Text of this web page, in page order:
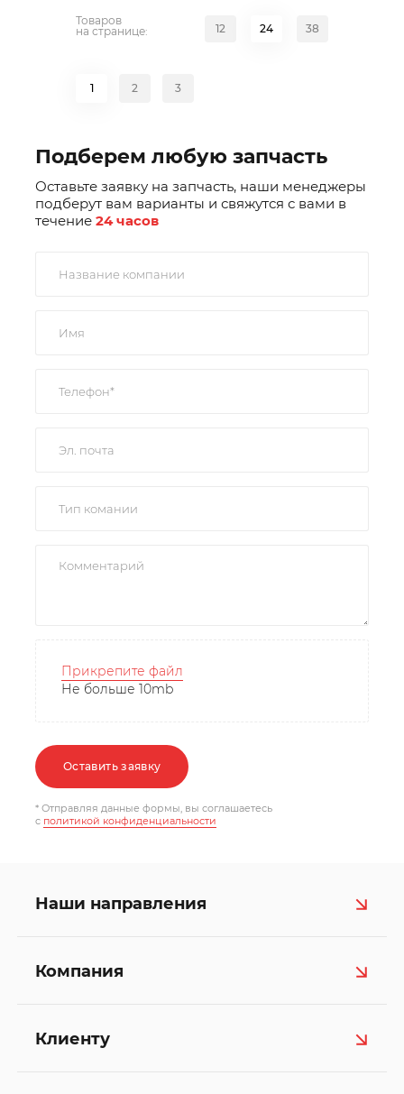
Товаров
на странице:
12 24 38
1 2 3
Подберем любую запчасть
Оставьте заявку на запчасть, наши менеджеры
подберут вам варианты и свяжутся с вами в
течение 24 часов
Прикрепите файл
Не больше 10mb
Оставить заявку
* Отправляя данные формы, вы соглашаетесь
c политикой конфиденциальности
Наши направления
Компания
Клиенту